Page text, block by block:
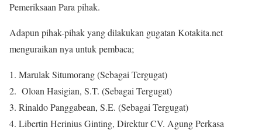
Pemeriksaan Para pihak.
Adapun pihak-pihak yang dilakukan gugatan Kotakita.net
menguraikan nya untuk pembaca;
Marulak Situmorang (Sebagai Tergugat)
Oloan Hasigian, S.T. (Sebagai Tergugat)
Rinaldo Panggabean, S.E. (Sebagai Tergugat)
Libertin Herinius Ginting, Direktur CV. Agung Perkasa